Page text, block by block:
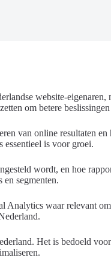
website-eigenaren,
om betere beslissingen
van online resultaten en
essentieel is voor groei.
wordt, en hoe
en segmenten.
waar relevant
Het is bedoeld